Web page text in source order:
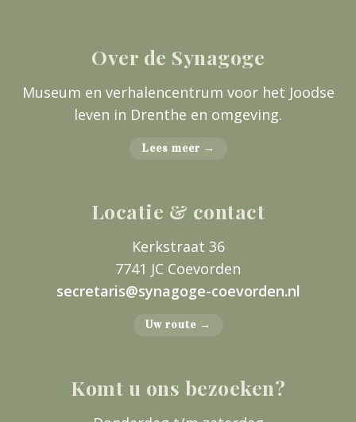
Over de Synagoge
Museum en verhalencentrum voor het Joodse
leven in Drenthe en omgeving.
Lees meer →
Locatie & contact
Kerkstraat 36
7741 JC Coevorden
secretaris@synagoge-coevorden.nl
Uw route →
Komt u ons bezoeken?